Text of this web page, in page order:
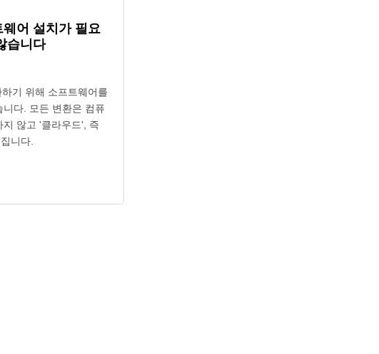
웨어 설치가 필요
습니다
기 위해 소프트웨어를
다. 모든 변환은 컴퓨
지 않고 '클라우드', 즉
니다.